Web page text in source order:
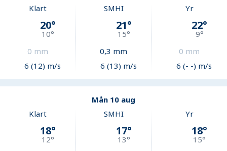
Klart
20°
10°
0 mm
6 (12) m/s
SMHI
21°
15°
0,3 mm
6 (13) m/s
Yr
22°
9°
0 mm
6 (- -) m/s
Mån 10 aug
Klart
18°
12°
SMHI
17°
13°
Yr
18°
15°